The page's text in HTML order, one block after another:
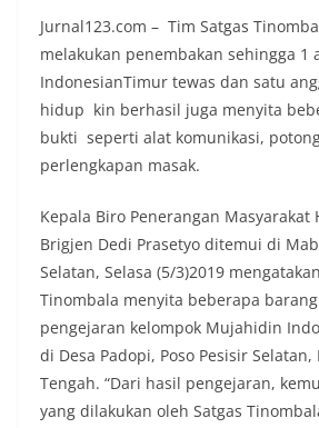
Jurnal123.com – Tim Satgas
melakukan penembakan sehingga 1
IndonesianTimur tewas dan satu
hidup kin berhasil juga menyita
bukti seperti alat komunikasi,
perlengkapan masak.
Kepala Biro Penerangan Masyarakat
Brigjen Dedi Prasetyo ditemui di
Selatan, Selasa (5/3)2019
Tinombala menyita beberapa
pengejaran kelompok Mujahidin
di Desa Padopi, Poso Pesisir Selatan,
Tengah. “Dari hasil pengejaran,
yang dilakukan oleh Satgas